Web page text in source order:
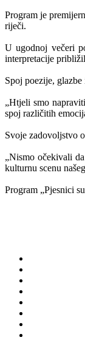
Program je
riječi.
U ugodnoj večeri
interpretacije
Spoj poezije,
„Htjeli smo
spoj različitih
Svoje zadovoljstvo
„Nismo očekivali
kulturnu scenu
Program „Pjesnici